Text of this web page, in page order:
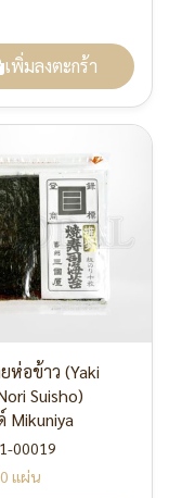
เพิ่มลงตะกร้า
ห่อข้าว (Yaki
Suisho)
Mikuniya
00019
แผ่น